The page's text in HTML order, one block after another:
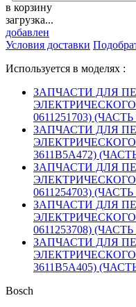
в корзину
загрузка...
добавлен
Условия доставки
Используется в моделях :
ЗАПЧАСТИ ДЛЯ
ЭЛЕКТРИЧЕСКОГО
0611251703) (ЧАСТЬ
ЗАПЧАСТИ ДЛЯ
ЭЛЕКТРИЧЕСКОГО
3611B5A472)
ЗАПЧАСТИ ДЛЯ
ЭЛЕКТРИЧЕСКОГО
0611254703) (ЧАСТЬ
ЗАПЧАСТИ ДЛЯ
ЭЛЕКТРИЧЕСКОГО
0611253708) (ЧАСТЬ
ЗАПЧАСТИ ДЛЯ
ЭЛЕКТРИЧЕСКОГО
3611B5A405)
Bosch